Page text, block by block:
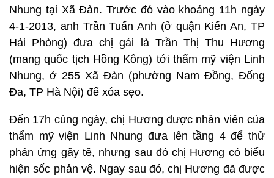
Nhung tại Xã Đàn. Trước đó vào khoảng 11h ngày
4-1-2013, anh Trần Tuấn Anh (ở quận Kiến An, TP
Hải Phòng) đưa chị gái là Trần Thị Thu Hương
(mang quốc tịch Hồng Kông) tới thẩm mỹ viện Linh
Nhung, ở 255 Xã Đàn (phường Nam Đồng, Đống
Đa, TP Hà Nội) để xóa sẹo.
Đến 17h cùng ngày, chị Hương được nhân viên của
thẩm mỹ viện Linh Nhung đưa lên tầng 4 để thử
phản ứng gây tê, nhưng sau đó chị Hương có biểu
hiện sốc phản vệ. Ngay sau đó, chị Hương đã được